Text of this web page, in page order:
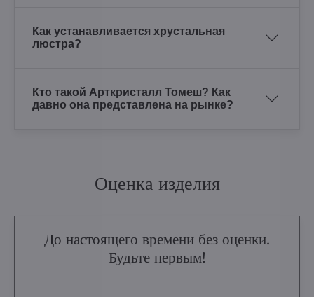
Как устанавливается хрустальная
люстра?
Кто такой Арткристалл Томеш? Как
давно она представлена на рынке?
Оценка изделия
До настоящего времени без оценки.
Будьте первым!